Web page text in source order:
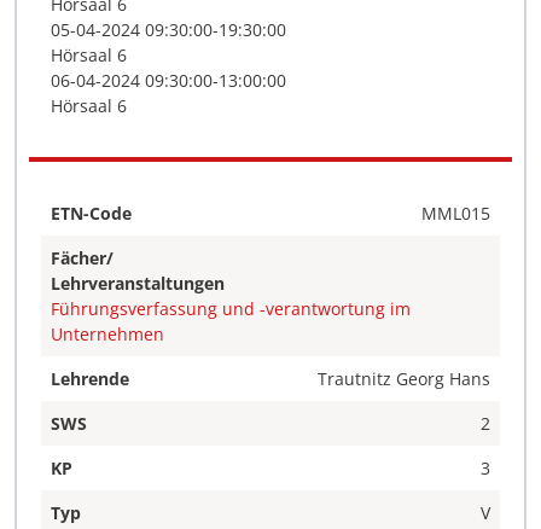
05-04-2024 09:30:00-19:30:00
Hörsaal 6
06-04-2024 09:30:00-13:00:00
Hörsaal 6
ETN-Code
MML015
Fächer/
Lehrveranstaltungen
Führungsverfassung und -verantwortung im
Unternehmen
Lehrende
Trautnitz Georg Hans
SWS
2
KP
3
Typ
V